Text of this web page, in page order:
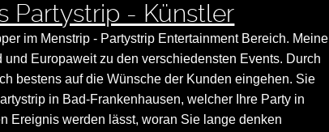
Partystrip - Künstler
im Menstrip - Partystrip Entertainment Bereich. Meine
Europaweit zu den verschiedensten Events. Durch
bestens auf die Wünsche der Kunden eingehen. Sie
in Bad-Frankenhausen, welcher Ihre Party in
Ereignis werden lässt, woran Sie lange denken